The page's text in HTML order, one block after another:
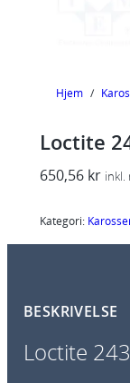
Hjem /
Loctite
650,56 kr inkl.
Kategori:
BESKRIVELSE
Loctite